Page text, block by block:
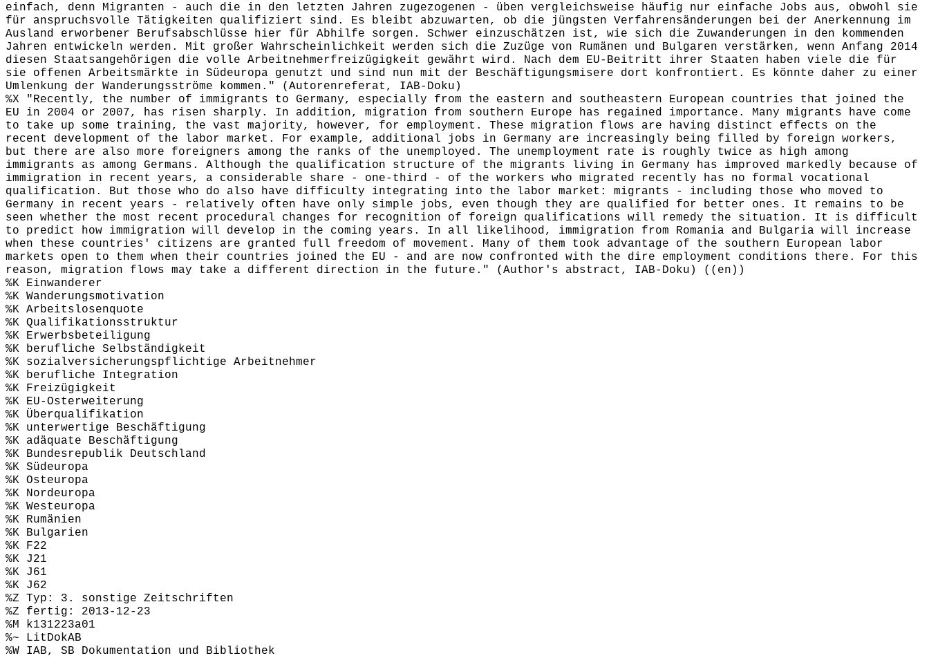
einfach, denn Migranten - auch die in den letzten Jahren zugezogenen - üben vergleichsweise häufig nur einfache Jobs aus, obwohl sie
für anspruchsvolle Tätigkeiten qualifiziert sind. Es bleibt abzuwarten, ob die jüngsten Verfahrensänderungen bei der Anerkennung im
Ausland erworbener Berufsabschlüsse hier für Abhilfe sorgen. Schwer einzuschätzen ist, wie sich die Zuwanderungen in den kommenden
Jahren entwickeln werden. Mit großer Wahrscheinlichkeit werden sich die Zuzüge von Rumänen und Bulgaren verstärken, wenn Anfang 2014
diesen Staatsangehörigen die volle Arbeitnehmerfreizügigkeit gewährt wird. Nach dem EU-Beitritt ihrer Staaten haben viele die für
sie offenen Arbeitsmärkte in Südeuropa genutzt und sind nun mit der Beschäftigungsmisere dort konfrontiert. Es könnte daher zu einer
Umlenkung der Wanderungsströme kommen." (Autorenreferat, IAB-Doku)
%X "Recently, the number of immigrants to Germany, especially from the eastern and southeastern European countries that joined the
EU in 2004 or 2007, has risen sharply. In addition, migration from southern Europe has regained importance. Many migrants have come
to take up some training, the vast majority, however, for employment. These migration flows are having distinct effects on the
recent development of the labor market. For example, additional jobs in Germany are increasingly being filled by foreign workers,
but there are also more foreigners among the ranks of the unemployed. The unemployment rate is roughly twice as high among
immigrants as among Germans. Although the qualification structure of the migrants living in Germany has improved markedly because of
immigration in recent years, a considerable share - one-third - of the workers who migrated recently has no formal vocational
qualification. But those who do also have difficulty integrating into the labor market: migrants - including those who moved to
Germany in recent years - relatively often have only simple jobs, even though they are qualified for better ones. It remains to be
seen whether the most recent procedural changes for recognition of foreign qualifications will remedy the situation. It is difficult
to predict how immigration will develop in the coming years. In all likelihood, immigration from Romania and Bulgaria will increase
when these countries' citizens are granted full freedom of movement. Many of them took advantage of the southern European labor
markets open to them when their countries joined the EU - and are now confronted with the dire employment conditions there. For this
reason, migration flows may take a different direction in the future." (Author's abstract, IAB-Doku) ((en))
%K Einwanderer
%K Wanderungsmotivation
%K Arbeitslosenquote
%K Qualifikationsstruktur
%K Erwerbsbeteiligung
%K berufliche Selbständigkeit
%K sozialversicherungspflichtige Arbeitnehmer
%K berufliche Integration
%K Freizügigkeit
%K EU-Osterweiterung
%K Überqualifikation
%K unterwertige Beschäftigung
%K adäquate Beschäftigung
%K Bundesrepublik Deutschland
%K Südeuropa
%K Osteuropa
%K Nordeuropa
%K Westeuropa
%K Rumänien
%K Bulgarien
%K F22
%K J21
%K J61
%K J62
%Z Typ: 3. sonstige Zeitschriften
%Z fertig: 2013-12-23
%M k131223a01
%~ LitDokAB
%W IAB, SB Dokumentation und Bibliothek